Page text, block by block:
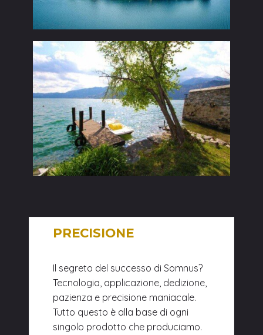
PRECISIONE
Il segreto del successo di Somnus?
Tecnologia, applicazione, dedizione,
pazienza e precisione maniacale.
Tutto questo è alla base di ogni
singolo prodotto che produciamo.